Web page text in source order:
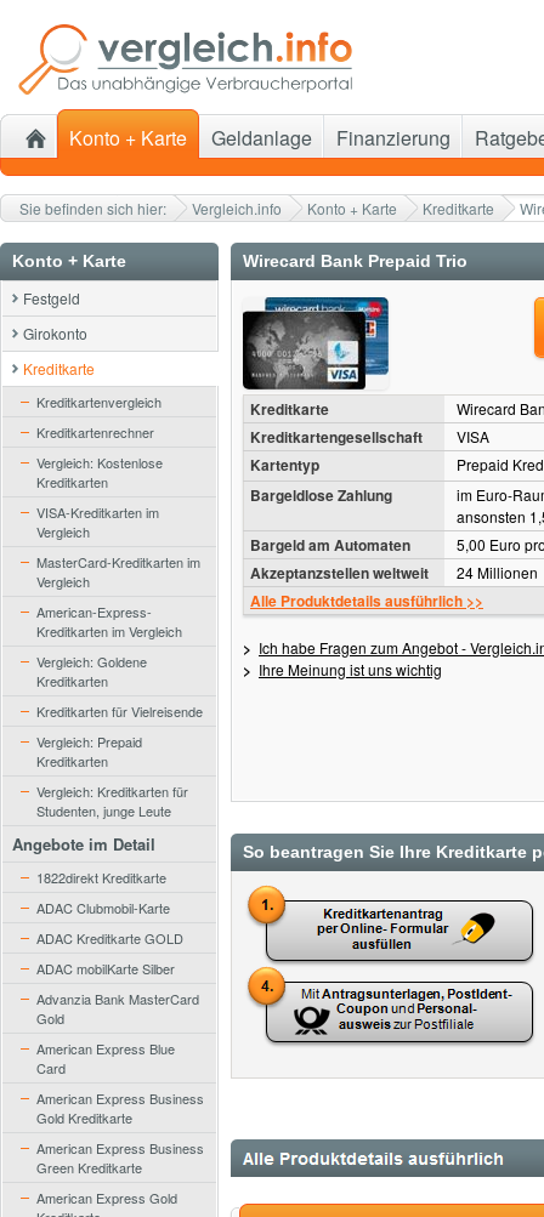
Sie befinden sich hier: Vergleich.info Konto + Karte Kreditkarte
Konto + Karte
Festgeld
Girokonto
Kreditkarte
Kreditkartenvergleich
Kreditkartenrechner
Vergleich: Kostenlose
Kreditkarten
VISA-Kreditkarten im
Vergleich
MasterCard-Kreditkarten im
Vergleich
American-Express-
Kreditkarten im Vergleich
Vergleich: Goldene
Kreditkarten
Kreditkarten für Vielreisende
Vergleich: Prepaid
Kreditkarten
Vergleich: Kreditkarten für
Studenten, junge Leute
Angebote im Detail
1822direkt Kreditkarte
ADAC Clubmobil-Karte
ADAC Kreditkarte GOLD
ADAC mobilKarte Silber
Advanzia Bank MasterCard
Gold
American Express Blue
Card
American Express Business
Gold Kreditkarte
American Express Business
Green Kreditkarte
American Express Gold
Wirecard Bank Prepaid Trio
Kreditkarte Wirecard
Kreditkartengesellschaft VISA
Kartentyp Prepaid
Bargeldlose Zahlung
im Euro-
ansonsten
Bargeld am Automaten 5,00 Euro
Akzeptanzstellen weltweit 24 Millionen
Alle Produktdetails ausführlich >>
> Ich habe Fragen zum Angebot -
> Ihre Meinung ist uns wichtig
So beantragen Sie Ihre Kreditkarte
Konto + Karte Geldanlage Finanzierung